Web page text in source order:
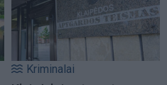
Kriminalai